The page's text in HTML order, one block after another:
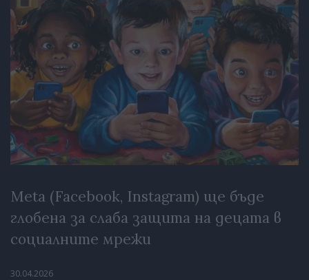
Meta (Facebook, Instagram) ще бъде
глобена за слаба защита на децата в
социалните мрежи
30.04.2026